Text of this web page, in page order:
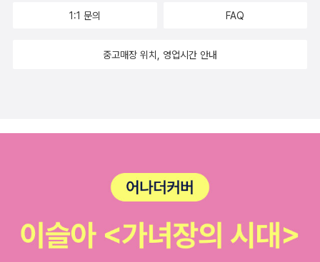
1:1 문의 FAQ
중고매장 위치, 영업시간 안내